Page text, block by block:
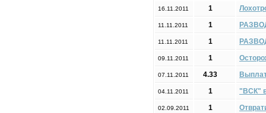
16.11.2011 1
11.11.2011 1
11.11.2011 1
09.11.2011 1
07.11.2011 4.33
04.11.2011 1 "ВСК"
02.09.2011 1